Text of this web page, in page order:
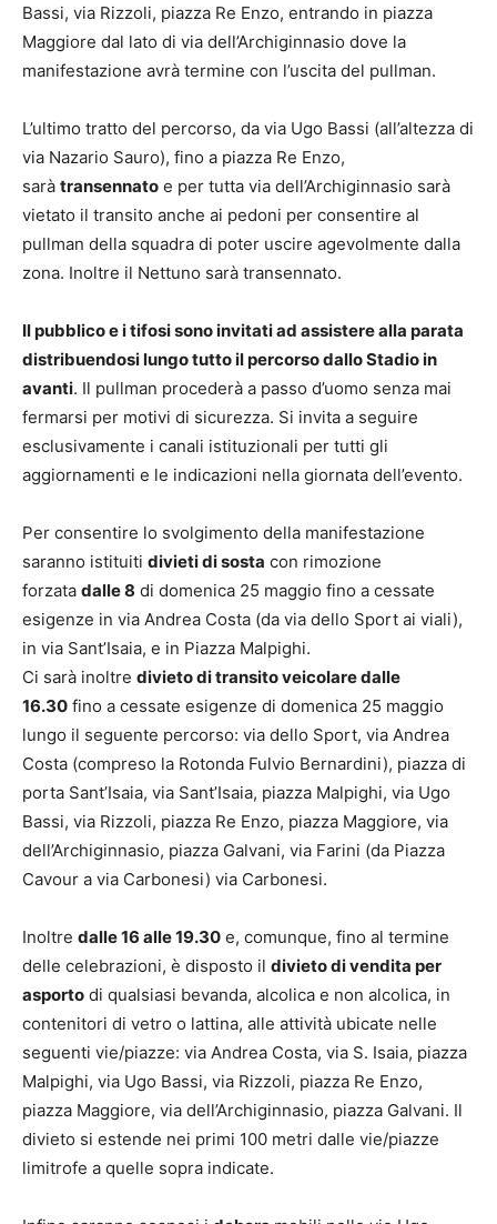
Bassi, via Rizzoli, piazza Re Enzo, entrando in piazza
Maggiore dal lato di via dell’Archiginnasio dove la
manifestazione avrà termine con l’uscita del pullman.
L’ultimo tratto del percorso, da via Ugo Bassi (all’altezza di
via Nazario Sauro), fino a piazza Re Enzo,
sarà transennato e per tutta via dell’Archiginnasio sarà
vietato il transito anche ai pedoni per consentire al
pullman della squadra di poter uscire agevolmente dalla
zona. Inoltre il Nettuno sarà transennato.
Il pubblico e i tifosi sono invitati ad assistere alla parata
distribuendosi lungo tutto il percorso dallo Stadio in
avanti. Il pullman procederà a passo d’uomo senza mai
fermarsi per motivi di sicurezza. Si invita a seguire
esclusivamente i canali istituzionali per tutti gli
aggiornamenti e le indicazioni nella giornata dell’evento.
Per consentire lo svolgimento della manifestazione
saranno istituiti divieti di sosta con rimozione
forzata dalle 8 di domenica 25 maggio fino a cessate
esigenze in via Andrea Costa (da via dello Sport ai viali),
in via Sant’Isaia, e in Piazza Malpighi.
Ci sarà inoltre divieto di transito veicolare dalle
16.30 fino a cessate esigenze di domenica 25 maggio
lungo il seguente percorso: via dello Sport, via Andrea
Costa (compreso la Rotonda Fulvio Bernardini), piazza di
porta Sant’Isaia, via Sant’Isaia, piazza Malpighi, via Ugo
Bassi, via Rizzoli, piazza Re Enzo, piazza Maggiore, via
dell’Archiginnasio, piazza Galvani, via Farini (da Piazza
Cavour a via Carbonesi) via Carbonesi.
Inoltre dalle 16 alle 19.30 e, comunque, fino al termine
delle celebrazioni, è disposto il divieto di vendita per
asporto di qualsiasi bevanda, alcolica e non alcolica, in
contenitori di vetro o lattina, alle attività ubicate nelle
seguenti vie/piazze: via Andrea Costa, via S. Isaia, piazza
Malpighi, via Ugo Bassi, via Rizzoli, piazza Re Enzo,
piazza Maggiore, via dell’Archiginnasio, piazza Galvani. Il
divieto si estende nei primi 100 metri dalle vie/piazze
limitrofe a quelle sopra indicate.